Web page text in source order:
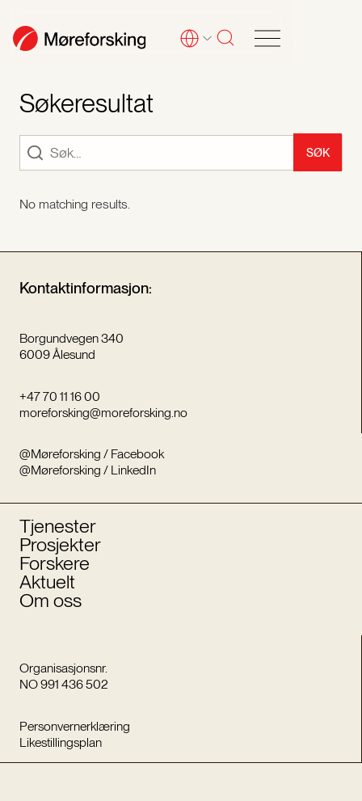
Søkeresultat
No matching results.
Kontaktinformasjon:
Borgundvegen 340
6009 Ålesund
+47 70 11 16 00
moreforsking@moreforsking.no
@Møreforsking / Facebook
@Møreforsking / LinkedIn
Organisasjonsnr.
NO 991 436 502
Personvernerklæring
Likestillingsplan
Tjenester
Prosjekter
Forskere
Aktuelt
Om oss